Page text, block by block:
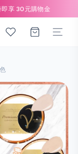
享 30元購物金